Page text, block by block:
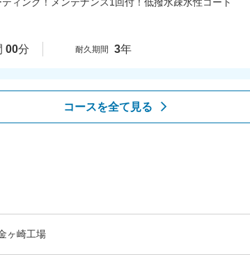
00分 耐久期間 3年
コースを全て見る
ヶ崎工場